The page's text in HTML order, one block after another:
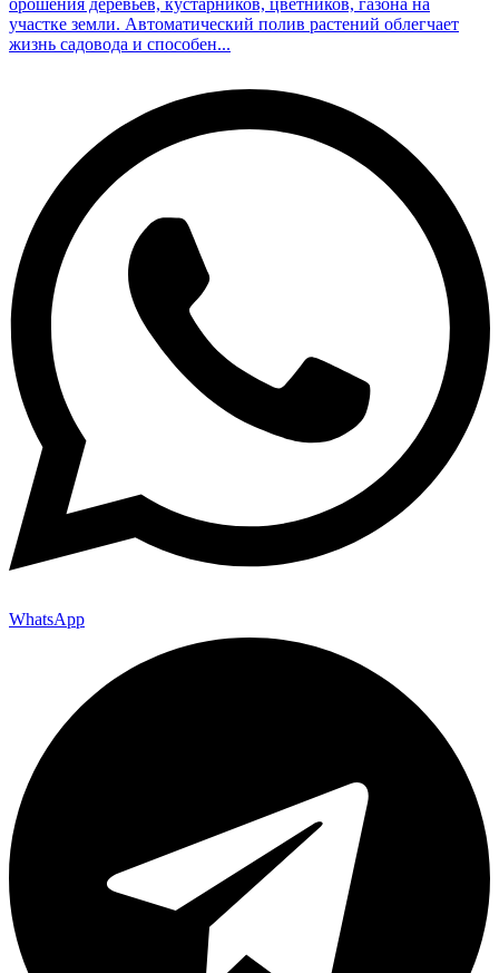
участке земли. Автоматический полив растений облегчает
жизнь садовода и способен...
WhatsApp